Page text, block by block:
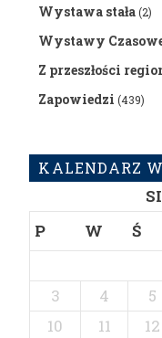
Wystawa stała(2)
Wystawy
Z przeszłości
Zapowiedzi (439)
KALENDARZ
P
W Ś
3
4 5
10
11 12